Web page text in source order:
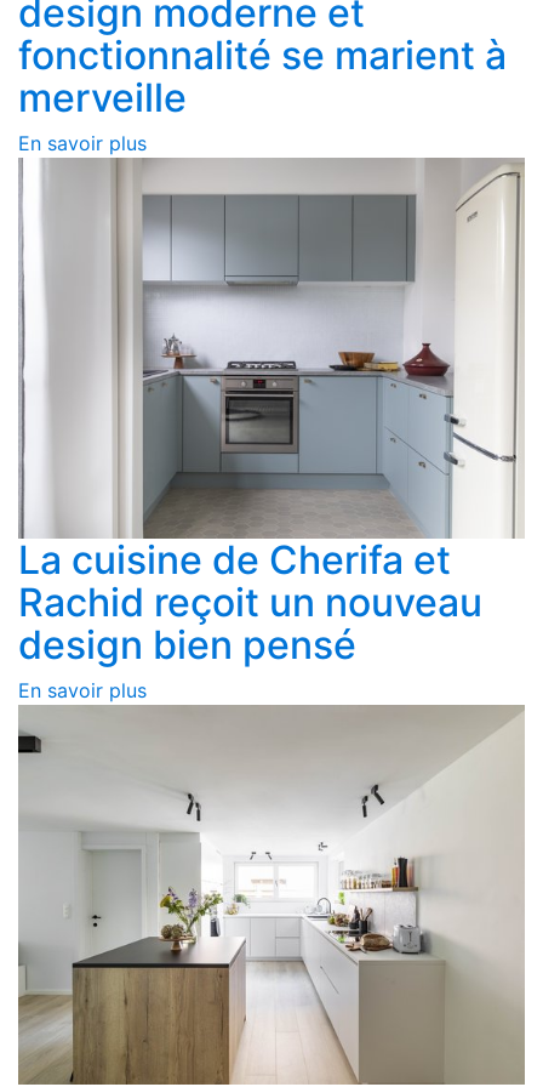
We work with 42 third partieswho may receive and
information.
design moderne et
fonctionnalité se marient à
merveille
En savoir plus
La cuisine de Cherifa et
Rachid reçoit un nouveau
design bien pensé
En savoir plus